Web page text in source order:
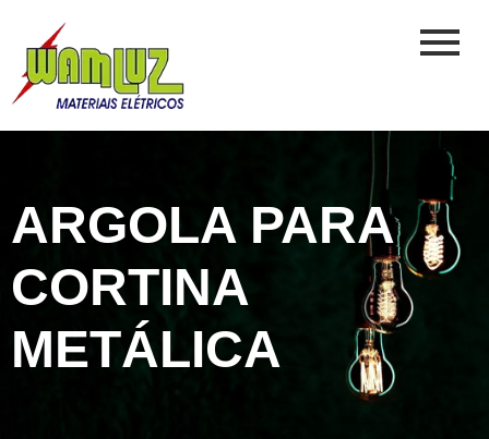
ARGOLA PARA
CORTINA
METÁLICA